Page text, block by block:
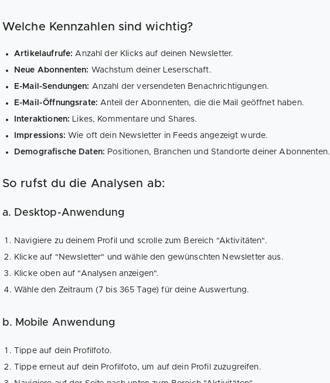
Welche Kennzahlen sind wichtig?
Artikelaufrufe: Anzahl der Klicks auf deinen Newsletter.
Neue Abonnenten: Wachstum deiner Leserschaft.
E-Mail-Sendungen: Anzahl der versendeten Benachrichtigungen.
E-Mail-Öffnungsrate:Anteil der Abonnenten, die die Mail geöffnet haben.
Interaktionen: Likes, Kommentare und Shares.
Impressions: Wie oft dein Newsletter in Feeds angezeigt wurde.
Demografische Daten: Positionen, Branchen und Standorte deiner Abonnenten.
So rufst du die Analysen ab:
a. Desktop-Anwendung
Navigiere zu deinem Profil und scrolle zum Bereich "Aktivitäten".
Klicke auf "Newsletter" und wähle den gewünschten Newsletter aus.
Klicke oben auf "Analysen anzeigen".
Wähle den Zeitraum (7 bis 365 Tage) für deine Auswertung.
b. Mobile Anwendung
Tippe auf dein Profilfoto.
Tippe erneut auf dein Profilfoto, um auf dein Profil zuzugreifen.